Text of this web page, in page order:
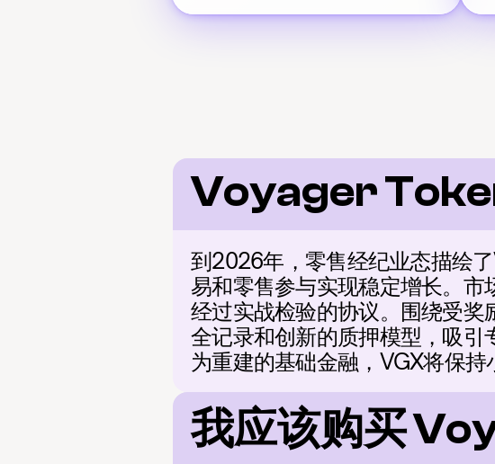
Voyager
到2026年，零售经纪业态描绘
易和零售参与实现稳定增长。
经过实战检验的协议。围绕受
全记录和创新的质押模型，吸
为重建的基础金融，VGX将保持
我应该购买